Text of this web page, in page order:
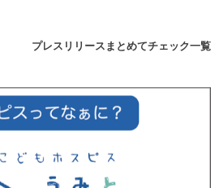
プレスリリースまとめてチェック一覧